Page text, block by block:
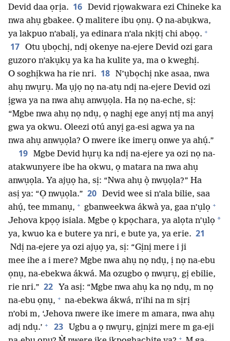
Devid daa ọrịa. 16 Devid rịọwakwara ezi Chineke ka
nwa ahụ gbakee. Ọ malitere ibu ọnụ. Ọ na-abụkwa,
ya lakpuo n’abalị, ya edinara n’ala nkịtị chi abọọ. +
17 Otu ụbọchị, ndị okenye na-ejere Devid ozi gara
guzoro n’akụkụ ya ka ha kulite ya, ma o kweghị.
O soghịkwa ha rie nri. 18 N’ụbọchị nke asaa, nwa
ahụ nwụrụ. Ma ụjọ nọ na-atụ ndị na-ejere Devid ozi
ịgwa ya na nwa ahụ anwụọla. Ha nọ na-eche, sị:
“Mgbe nwa ahụ nọ ndụ, ọ naghị ege anyị ntị ma anyị
gwa ya okwu. Oleezi otú anyị ga-esi agwa ya na
nwa ahụ anwụọla? O nwere ike imerụ onwe ya ahụ́.”
19 Mgbe Devid hụrụ ka ndị na-ejere ya ozi nọ na-
atakwunyere ibe ha okwu, ọ matara na nwa ahụ
anwụọla. Ya ajụọ ha, sị: “Nwa ahụ ọ̀ nwụọla?” Ha
asị ya: “Ọ nwụọla.” 20 Devid wee si n’ala bilie, saa
ahụ́, tee mmanụ, + gbanweekwa ákwà ya, gaa n’ụlọ +
Jehova kpọọ isiala. Mgbe ọ kpọchara, ya alọta n’ụlọ *
ya, kwuo ka e butere ya nri, e bute ya, ya erie. 21
Ndị na-ejere ya ozi ajụọ ya, sị: “Gịnị mere i ji
mee ihe a i mere? Mgbe nwa ahụ nọ ndụ, ị nọ na-ebu
ọnụ, na-ebekwa ákwá. Ma ozugbo ọ nwụrụ, gị ebilie,
rie nri.” 22
Ya asị: “Mgbe nwa ahụ ka nọ ndụ, m nọ
na-ebu ọnụ, + na-ebekwa ákwá, n’ihi na m sịrị
n’obi m, ‘Jehova nwere ike imere m amara, nwa ahụ
adị ndụ.’ + 23
Ugbu a ọ nwụrụ, gịnịzi mere m ga-eji
+